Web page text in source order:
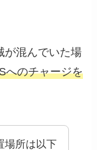
が混んでいた場
へのチャージを
場所は以下